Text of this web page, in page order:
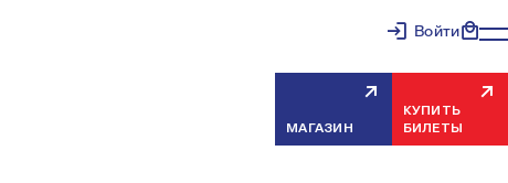
Войти
МАГАЗИН
КУПИТЬ
БИЛЕТЫ